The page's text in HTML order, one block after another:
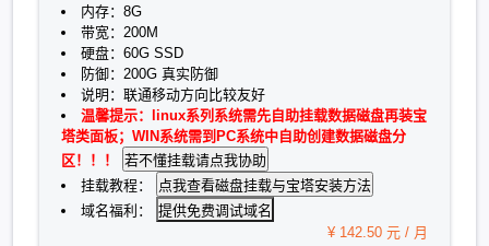
内存：8G
带宽：200M
硬盘：60G SSD
防御：200G 真实防御
说明：联通移动方向比较友好
温馨提示：linux系列系统需先自助挂载数据磁盘再装宝
塔类面板；WIN系统需到PC系统中自助创建数据磁盘分
区！！！
挂载教程：
域名福利：
提供免费调试域名
¥ 142.50 元 / 月